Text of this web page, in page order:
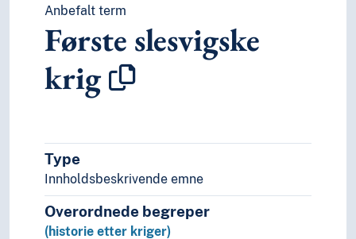
Peloponnesiske krig
Perserkrigene
Puniske kriger
Revolusjonskrigene
Rosekrigene
Seksdagers-krigen
Skånske krig
Slaget ved Culloden
Slaget ved Hafrsfjord
Anbefalt term
Første slesvigske
krig
Type
Innholdsbeskrivende emne
Overordnede begreper
(historie etter kriger)